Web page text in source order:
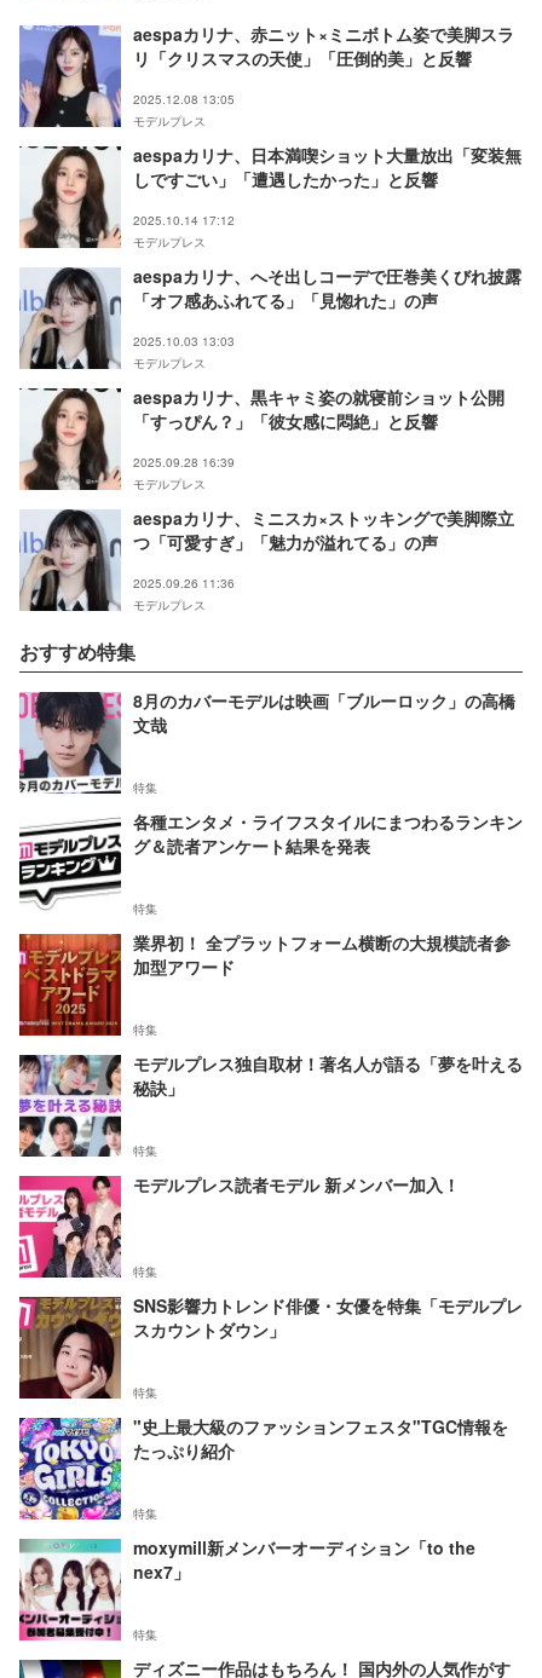
aespaカリナ、赤ニット×ミニボトム姿で美脚スラ
リ「クリスマスの天使」「圧倒的美」と反響
2025.12.08 13:05
モデルプレス
aespaカリナ、日本満喫ショット大量放出「変装無
しですごい」「遭遇したかった」と反響
2025.10.14 17:12
モデルプレス
aespaカリナ、へそ出しコーデで圧巻美くびれ披露
「オフ感あふれてる」「見惚れた」の声
2025.10.03 13:03
モデルプレス
aespaカリナ、黒キャミ姿の就寝前ショット公開
「すっぴん？」「彼女感に悶絶」と反響
2025.09.28 16:39
モデルプレス
aespaカリナ、ミニスカ×ストッキングで美脚際立
つ「可愛すぎ」「魅力が溢れてる」の声
2025.09.26 11:36
モデルプレス
おすすめ特集
8月のカバーモデルは映画「ブルーロック」の高橋
文哉
特集
各種エンタメ・ライフスタイルにまつわるランキン
グ＆読者アンケート結果を発表
特集
業界初！ 全プラットフォーム横断の大規模読者参
加型アワード
特集
モデルプレス独自取材！著名人が語る「夢を叶える
秘訣」
特集
モデルプレス読者モデル 新メンバー加入！
特集
SNS影響力トレンド俳優・女優を特集「モデルプレ
スカウントダウン」
特集
"史上最大級のファッションフェスタ"TGC情報を
たっぷり紹介
特集
moxymill新メンバーオーディション「to the
nex7」
特集
ディズニー作品はもちろん！ 国内外の人気作がす